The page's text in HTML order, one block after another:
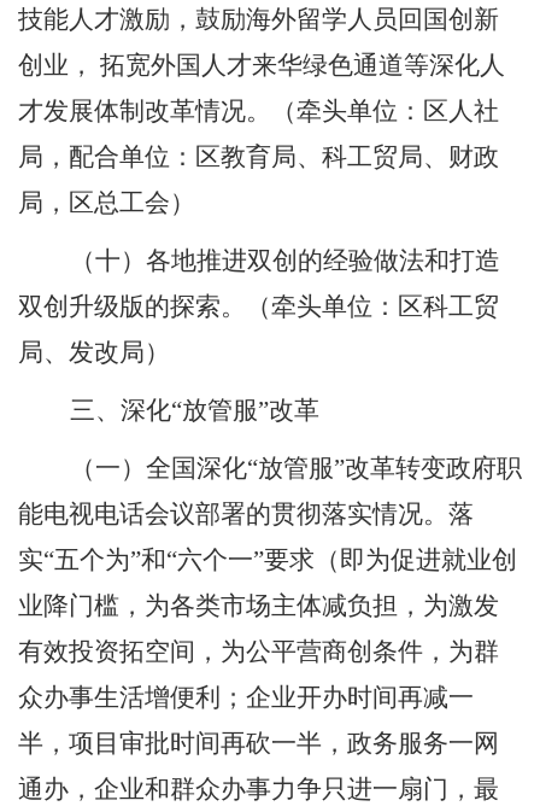
技能人才激励，鼓励海外留学人员回国创新
创业， 拓宽外国人才来华绿色通道等深化人
才发展体制改革情况。
（牵头单位：区人社
局，配合单位：区教育局、科工贸局、财政
局，区总工会）
（十）各地推进双创的经验做法和打造
双创升级版的探索。
（牵头单位：区科工贸
局、发改局）
三、深化“放管服”改革
（一）全国深化“放管服”改革转变政府职
能电视电话会议部署的贯彻落实情况。落
实“五个为”和“六个一”要求（即为促进就业创
业降门槛，为各类市场主体减负担，为激发
有效投资拓空间，为公平营商创条件，为群
众办事生活增便利；企业开办时间再减一
半，项目审批时间再砍一半，政务服务一网
通办，企业和群众办事力争只进一扇门，最